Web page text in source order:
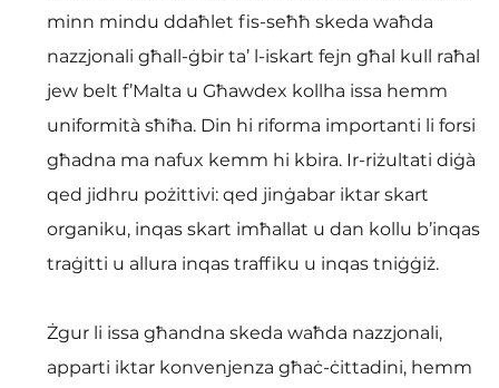
minn mindu ddaħlet fis-seħħ skeda waħda
nazzjonali għall-ġbir ta’ l-iskart fejn għal kull raħal
jew belt f’Malta u Għawdex kollha issa hemm
uniformità sħiħa. Din hi riforma importanti li forsi
għadna ma nafux kemm hi kbira. Ir-riżultati diġà
qed jidhru pożittivi: qed jinġabar iktar skart
organiku, inqas skart imħallat u dan kollu b’inqas
traġitti u allura inqas traffiku u inqas tniġġiż.
Żgur li issa għandna skeda waħda nazzjonali,
apparti iktar konvenjenza għaċ-ċittadini, hemm